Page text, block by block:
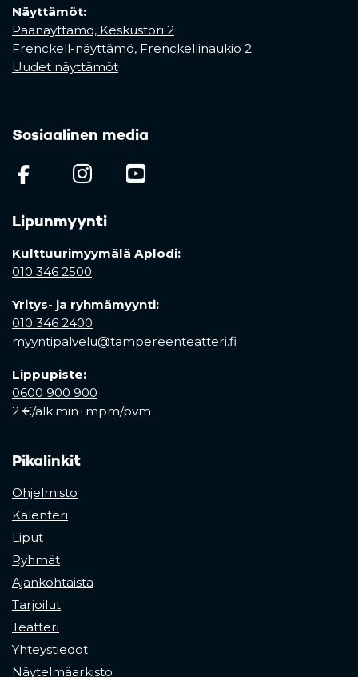
Näyttämöt:
Päänäyttämö, Keskustori 2
Frenckell-näyttämö, Frenckellinaukio 2
Uudet näyttämöt
Sosiaalinen media
(opens in a new tab)
(opens in a new tab)
Lipunmyynti
Kulttuurimyymälä Aplodi:
010 346 2500
Yritys- ja ryhmämyynti:
010 346 2400
myyntipalvelu@tampereenteatteri.fi
Lippupiste:
0600 900 900
2 €/alk.min+mpm/pvm
Pikalinkit
Ohjelmisto
Kalenteri
Liput
Ryhmät
Ajankohtaista
Tarjoilut
Teatteri
Yhteystiedot
Näytelmäarkisto